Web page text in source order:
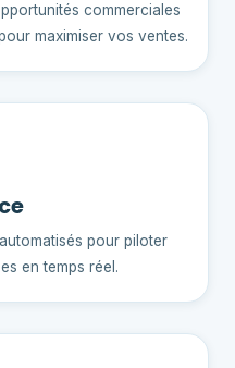
commerciales
maximiser vos ventes.
pour piloter
en temps réel.